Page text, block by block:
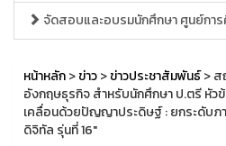
จัดสอบและอบรมนักศึกษา ศูนย์กา
หน้าหลัก>ข่าว>ข่าวประชาสัมพันธ์> ส
อังกฤษธุรกิจ สำหรับนักศึกษา ป.ตรี หัว
เคลื่อนด้วยปัญญาประดิษฐ์ : ยกระดับภ
ดิจิทัล รุ่นที่ 16"